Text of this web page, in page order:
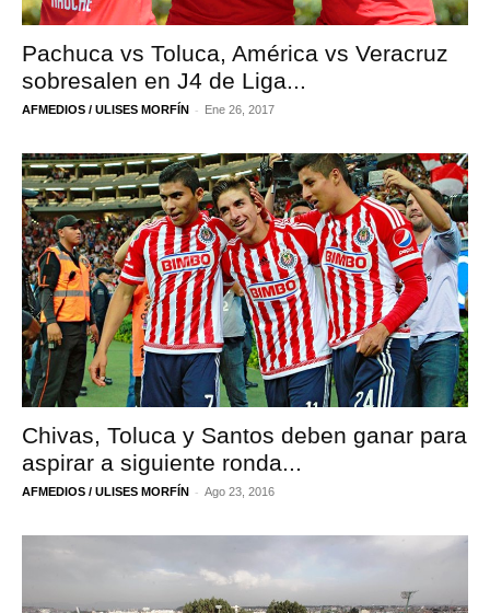
Pachuca vs Toluca, América vs Veracruz
sobresalen en J4 de Liga...
AFMEDIOS / ULISES MORFÍN - Ene 26, 2017
Chivas, Toluca y Santos deben ganar para
aspirar a siguiente ronda...
AFMEDIOS / ULISES MORFÍN - Ago 23, 2016